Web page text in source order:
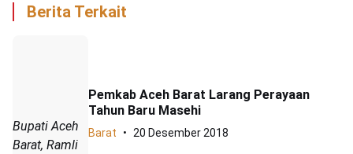
Berita Terkait
Bupati Aceh
Barat, Ramli
Pemkab Aceh Barat Larang Perayaan
Tahun Baru Masehi
Barat 20 Desember 2018